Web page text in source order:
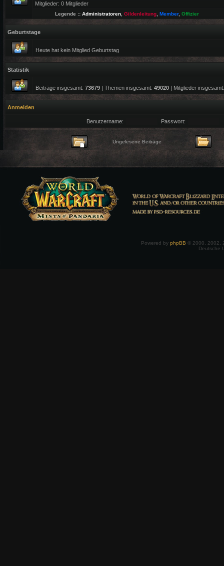
Mitglieder: 0 Mitglieder
Legende :: Administratoren Gildenleitung Member, Offizier
Geburtstage
Heute hat kein Mitglied Geburtstag
Statistik
Beiträge insgesamt: 73679 | Themen insgesamt: 49020 | Mitglieder
Anmelden
Benutzername: Passwort:
Ungelesene Beiträge
Powered by phpBB © 2000, 2002,
Deutsche